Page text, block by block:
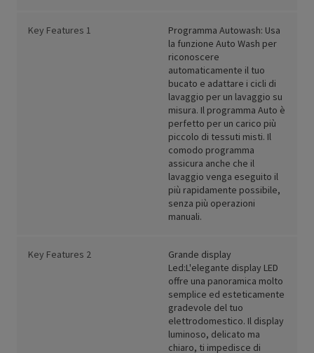
Key Features 1
Programma Autowash: Usa
la funzione Auto Wash per
riconoscere
automaticamente il tuo
bucato e adattare i cicli di
lavaggio per un lavaggio su
misura. Il programma Auto è
perfetto per un carico più
piccolo di tessuti misti. Il
comodo programma
assicura anche che il
lavaggio venga eseguito il
più rapidamente possibile,
senza più operazioni
manuali.
Key Features 2
Grande display
Led:L'elegante display LED
offre una panoramica molto
semplice ed esteticamente
gradevole del tuo
elettrodomestico. Il display
luminoso, delicato ma
chiaro, ti impedisce di